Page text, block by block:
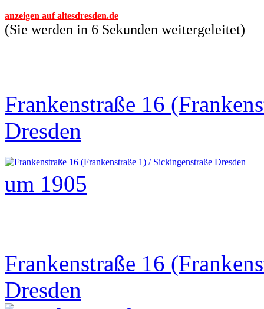
anzeigen auf altesdresden.de
(Sie werden in 6 Sekunden weitergeleitet)
Frankenstraße 16
Dresden
um 1905
Frankenstraße 16
Dresden